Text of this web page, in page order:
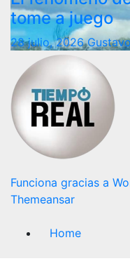
tome a juego
28 julio, 2026
Funciona gracias a
Themeansar
Home